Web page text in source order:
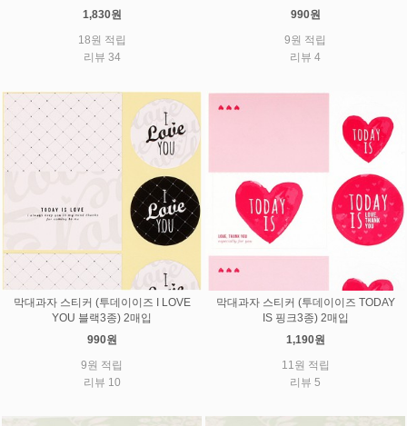
1,830원
18원 적립
리뷰 34
990원
9원 적립
리뷰 4
막대과자 스티커 (투데이이즈 I LOVE
YOU 블랙3종) 2매입
990원
9원 적립
리뷰 10
막대과자 스티커 (투데이이즈 TODAY
IS 핑크3종) 2매입
1,190원
11원 적립
리뷰 5